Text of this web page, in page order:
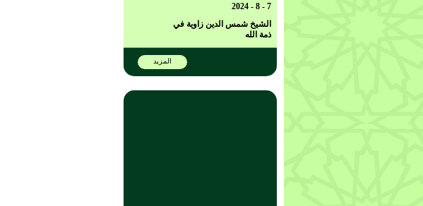
7 - 8 - 2024
الشيخ شمس الدين زاوية في
ذمة الله
المزيد